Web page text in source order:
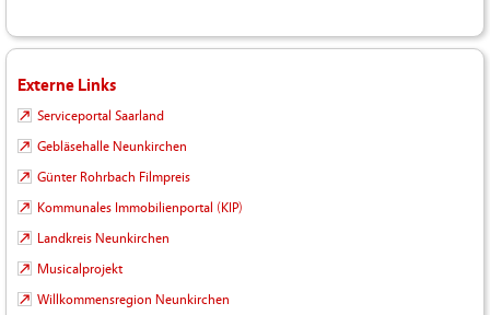
Externe Links
Serviceportal Saarland
Gebläsehalle Neunkirchen
Günter Rohrbach Filmpreis
Kommunales Immobilienportal (KIP)
Landkreis Neunkirchen
Musicalprojekt
Willkommensregion Neunkirchen